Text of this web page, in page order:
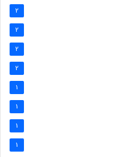
2
2
2
2
1
1
1
1